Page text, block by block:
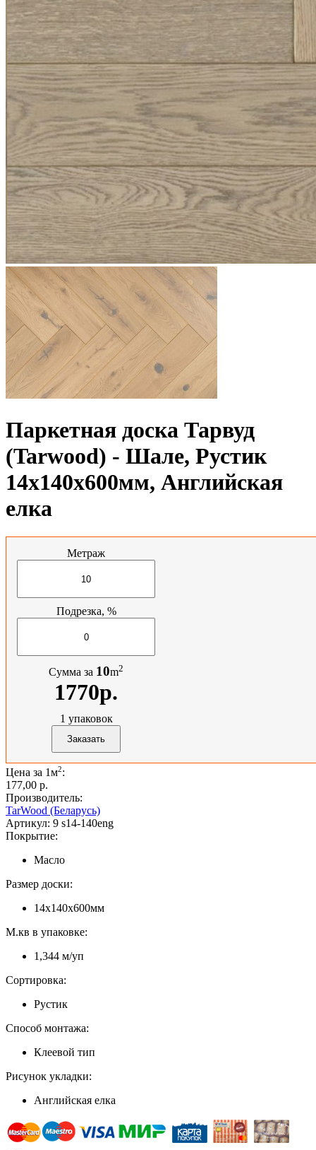
Паркетная доска Тарвуд
(Tarwood) - Шале, Рустик
14х140х600мм, Английская
елка
Метраж
Подрезка, %
Сумма за 10m2
1770р.
1 упаковок
Цена за 1м2:
177,00 p.
Производитель:
TarWood (Беларусь)
Артикул: 9 s14-140eng
Покрытие:
Масло
Размер доски:
14х140х600мм
М.кв в упаковке:
1,344 м/уп
Сортировка:
Рустик
Способ монтажа:
Клеевой тип
Рисунок укладки:
Английская елка